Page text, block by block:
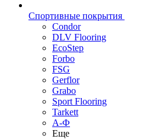
Спортивные покрытия
Condor
DLV Flooring
EcoStep
Forbo
FSG
Gerflor
Grabo
Sport Flooring
Tarkett
А-Ф
Еще